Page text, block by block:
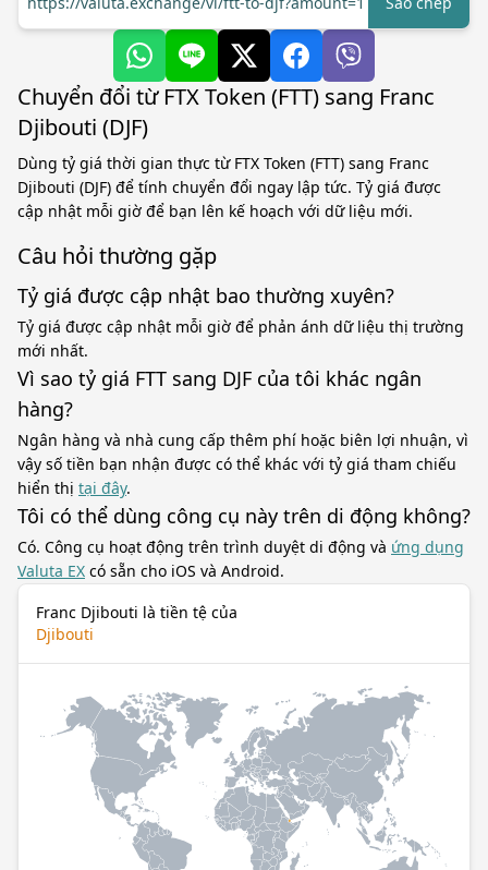
Chuyển đổi từ FTX Token (FTT) sang Franc
Djibouti (DJF)
Dùng tỷ giá thời gian thực từ FTX Token (FTT) sang Franc
Djibouti (DJF) để tính chuyển đổi ngay lập tức. Tỷ giá được
cập nhật mỗi giờ để bạn lên kế hoạch với dữ liệu mới.
Câu hỏi thường gặp
Tỷ giá được cập nhật bao thường xuyên?
Tỷ giá được cập nhật mỗi giờ để phản ánh dữ liệu thị trường
mới nhất.
Vì sao tỷ giá FTT sang DJF của tôi khác ngân
hàng?
Ngân hàng và nhà cung cấp thêm phí hoặc biên lợi nhuận, vì
vậy số tiền bạn nhận được có thể khác với tỷ giá tham chiếu
hiển thị tại đây.
Tôi có thể dùng công cụ này trên di động không?
Có. Công cụ hoạt động trên trình duyệt di động và ứng dụng
Valuta EX có sẵn cho iOS và Android.
Franc Djibouti là tiền tệ của
Djibouti